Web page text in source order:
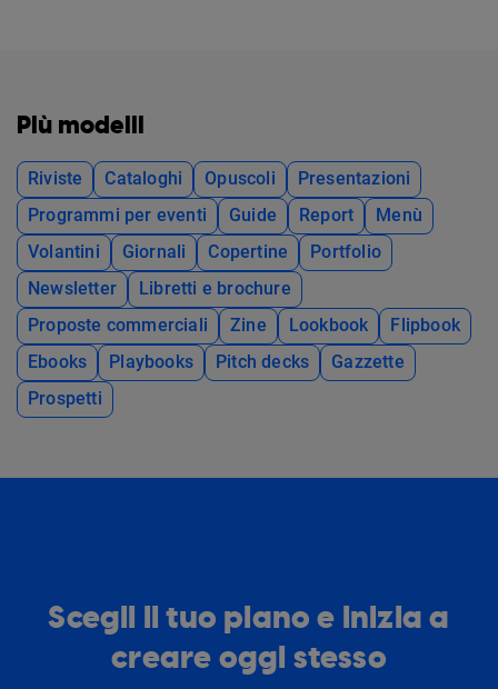
Più modelli
Riviste Cataloghi Opuscoli
Presentazioni
Programmi per eventi
Guide Report
Menù
Volantini
Giornali Copertine
Portfolio
Newsletter
Libretti e brochure
Proposte commerciali
Zine Lookbook
Flipbook
Ebooks
Playbooks Pitch decks
Gazzette
Prospetti
Scegli il tuo piano e inizia a
creare oggi stesso